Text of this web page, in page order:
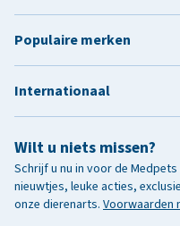
Wilt u niets missen?
Schrijf u nu in voor de
nieuwtjes, leuke acties,
onze dierenarts. Voorwaarden
Populaire merken
Internationaal